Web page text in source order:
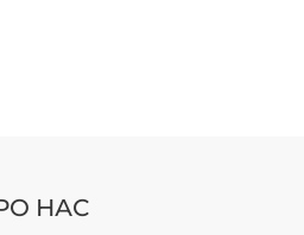
НАС